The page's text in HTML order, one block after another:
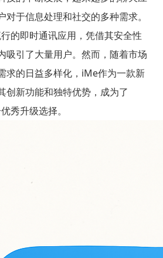
安卓版
Web版
于信息处理和社交的多种需求。
的即时通讯应用，凭借其安全性
吸引了大量用户。然而，随着市场
求的日益多样化，iMe作为一款新
创新功能和独特优势，成为了
秀升级选择。